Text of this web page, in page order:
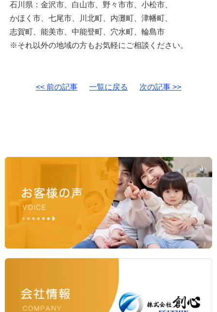
石川県：金沢市、白山市、野々市市、小松市、
かほく市、七尾市、川北町、内灘町、津幡町、
志賀町、能美市、中能登町、穴水町、輪島市
※それ以外の地域の方もお気軽にご相談ください。
<< 前の記事 一覧に戻る 次の記事 >>